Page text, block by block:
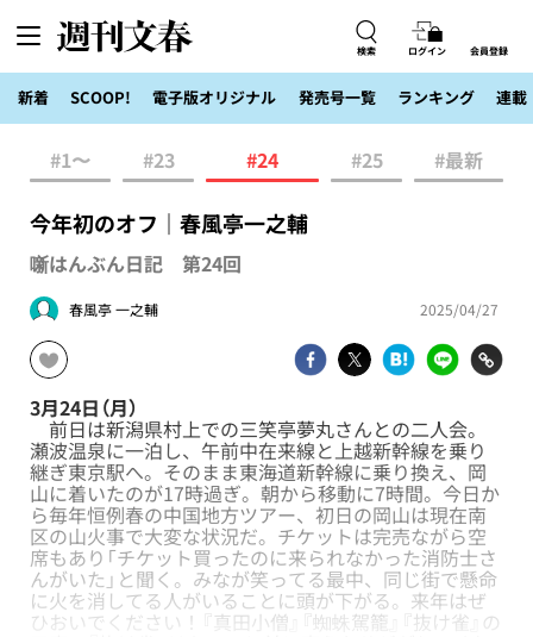
検索 ログイン 会員登録
新着 SCOOP! 電子版オリジナル 発売号一覧 ランキング 連載
#1〜 #23 #24 #25 #最新
今年初のオフ｜春風亭一之輔
噺はんぶん日記 第24回
春風亭 一之輔 2025/04/27
3月24日（月）
前日は新潟県村上での三笑亭夢丸さんとの二人会。
瀬波温泉に一泊し、午前中在来線と上越新幹線を乗り
継ぎ東京駅へ。そのまま東海道新幹線に乗り換え、岡
山に着いたのが17時過ぎ。朝から移動に7時間。今日か
ら毎年恒例春の中国地方ツアー、初日の岡山は現在南
区の山火事で大変な状況だ。チケットは完売ながら空
席もあり「チケット買ったのに来られなかった消防士さ
んがいた」と聞く。みなが笑ってる最中、同じ街で懸命
に火を消してる人がいることに頭が下がる。来年はぜ
ひおいでください！『真田小僧』『蜘蛛駕籠』『抜け雀』の